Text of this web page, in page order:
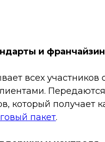
и
всех
который получает
пакет.